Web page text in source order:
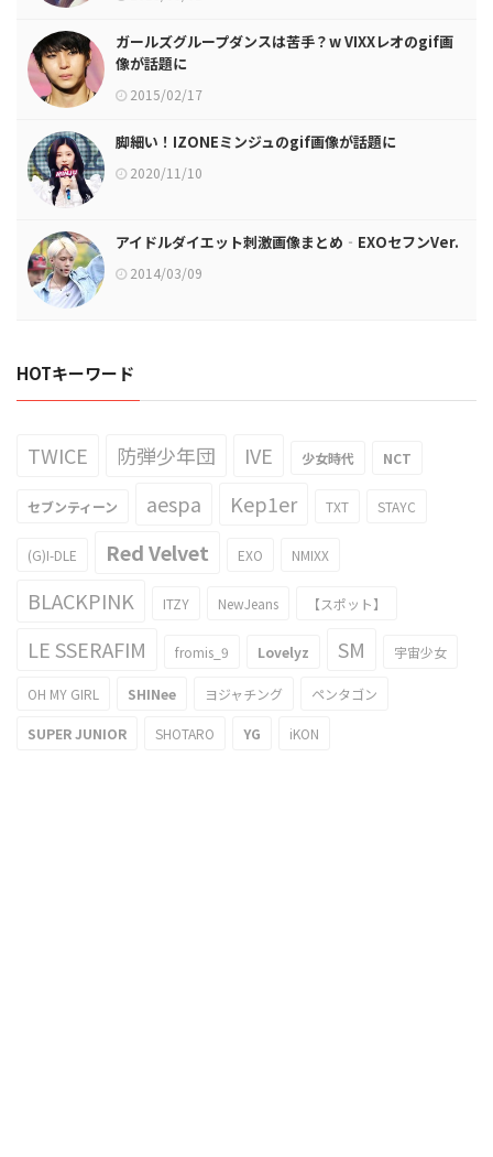
ガールズグループダンスは苦手？w VIXXレオのgif画
像が話題に
2015/02/17
脚細い！IZONEミンジュのgif画像が話題に
2020/11/10
アイドルダイエット刺激画像まとめ‐EXOセフンVer.
2014/03/09
HOTキーワード
TWICE 防弾少年団 IVE 少女時代 NCT
セブンティーン aespa Kep1er TXT STAYC
(G)I-DLE Red Velvet EXO NMIXX
BLACKPINK ITZY NewJeans 【スポット】
LE SSERAFIM fromis_9 Lovelyz SM 宇宙少女
OH MY GIRL SHINee ヨジャチング ペンタゴン
SUPER JUNIOR SHOTARO YG iKON